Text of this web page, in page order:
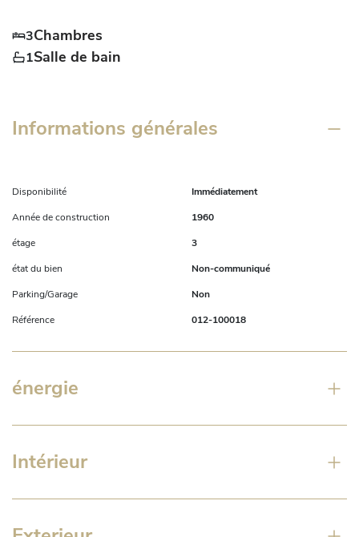
3Chambres
1Salle de bain
Informations générales
Disponibilité
Immédiatement
Année de construction
1960
étage
3
état du bien
Non-communiqué
Parking/Garage
Non
Référence
012-100018
énergie
Intérieur